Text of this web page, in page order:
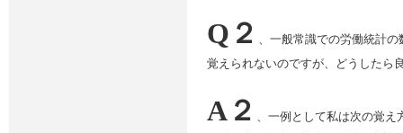
Q２ 、一般常識での労働統計の
覚えられないのですが、どうしたら
A２ 、一例として私は次の覚え